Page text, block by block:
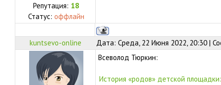
Репутация: 18
Статус: оффлайн
kuntsevo-online
Дата: Среда, 22 Июня 2022, 20:30 |
Всеволод Тюркин:
История «родов» детской